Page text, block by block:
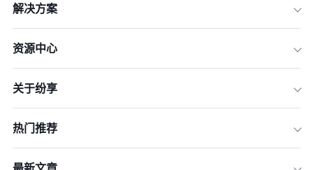
解决方案
资源中心
关于纷享
热门推荐